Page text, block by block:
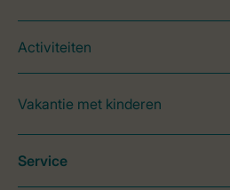
Activiteiten
Vakantie met kinderen
Service